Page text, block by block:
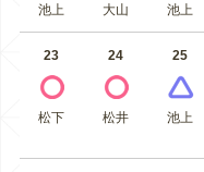
池上 大山 池上
23
松下
24
松井
25
池上